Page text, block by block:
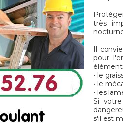
très
Il
pour
• le
• le
• les
Si
s'il est